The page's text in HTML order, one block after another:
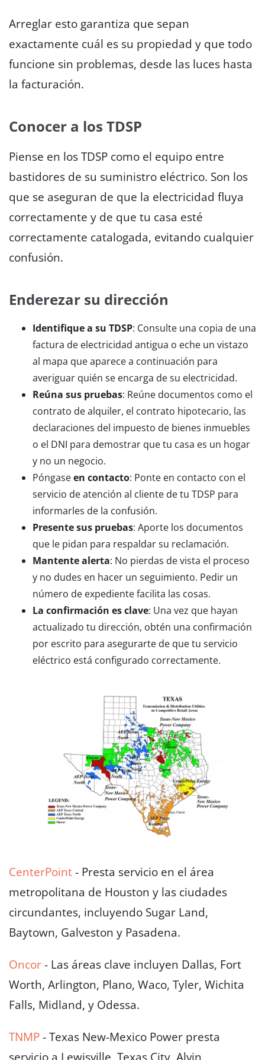
Arreglar esto garantiza que sepan
exactamente cuál es su propiedad y que todo
funcione sin problemas, desde las luces hasta
la facturación.
Conocer a los TDSP
Piense en los TDSP como el equipo entre
bastidores de su suministro eléctrico. Son los
que se aseguran de que la electricidad fluya
correctamente y de que tu casa esté
correctamente catalogada, evitando cualquier
confusión.
Enderezar su dirección
Identifique a su TDSP: Consulte una copia de una
factura de electricidad antigua o eche un vistazo
al mapa que aparece a continuación para
averiguar quién se encarga de su electricidad.
Reúna sus pruebas: Reúne documentos como el
contrato de alquiler, el contrato hipotecario, las
declaraciones del impuesto de bienes inmuebles
o el DNI para demostrar que tu casa es un hogar
y no un negocio.
Póngaseen contacto: Ponte en contacto con el
servicio de atención al cliente de tu TDSP para
informarles de la confusión.
Presente sus pruebas: Aporte los documentos
que le pidan para respaldar su reclamación.
Mantente alerta: No pierdas de vista el proceso
y no dudes en hacer un seguimiento. Pedir un
número de expediente facilita las cosas.
La confirmación es clave: Una vez que hayan
actualizado tu dirección, obtén una confirmación
por escrito para asegurarte de que tu servicio
eléctrico está configurado correctamente.
CenterPoint- Presta servicio en el área
metropolitana de Houston y las ciudades
circundantes, incluyendo Sugar Land,
Baytown, Galveston y Pasadena.
Oncor- Las áreas clave incluyen Dallas, Fort
Worth, Arlington, Plano, Waco, Tyler, Wichita
Falls, Midland, y Odessa.
TNMP- Texas New-Mexico Power presta